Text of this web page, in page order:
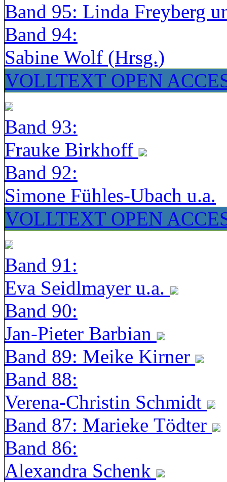
Band 95: Linda Freyberg
Band 94:
Sabine Wolf (Hrsg.)
VOLLTEXT OPEN
Band 93:
Frauke Birkhoff
Band 92:
Simone Fühles-Ubach u.a.
VOLLTEXT OPEN
Band 91:
Eva Seidlmayer u.a.
Band 90:
Jan-Pieter Barbian
Band 89: Meike Kirner
Band 88:
Verena-Christin Schmidt
Band 87: Marieke Tödter
Band 86:
Alexandra Schenk